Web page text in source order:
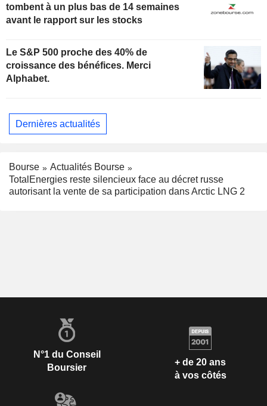
tombent à un plus bas de 14 semaines
avant le rapport sur les stocks
Le S&P 500 proche des 40% de
croissance des bénéfices. Merci
Alphabet.
Dernières actualités
Bourse
Actualités Bourse
TotalEnergies reste silencieux face au décret russe
autorisant la vente de sa participation dans Arctic LNG 2
N°1 du Conseil
Boursier
+ de 20 ans
à vos côtés